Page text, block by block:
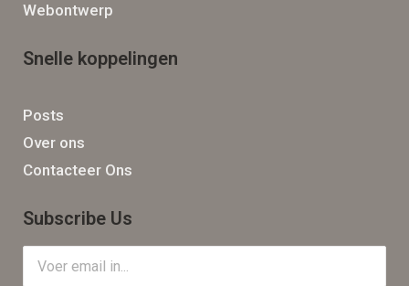
Webontwerp
Snelle koppelingen
Posts
Over ons
Contacteer Ons
Subscribe Us